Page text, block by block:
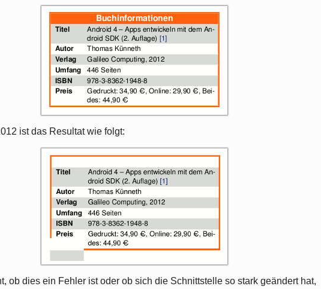
ist das Resultat wie folgt:
ob dies ein Fehler ist oder ob sich die Schnittstelle so stark geändert hat,